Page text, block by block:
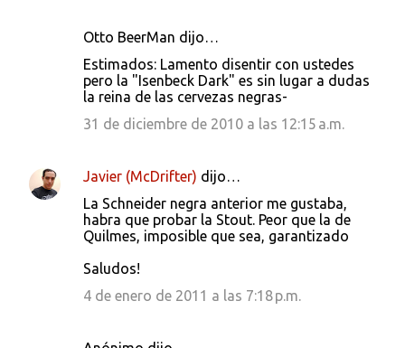
Otto BeerMan dijo…
Estimados: Lamento disentir con ustedes
pero la "Isenbeck Dark" es sin lugar a dudas
la reina de las cervezas negras-
31 de diciembre de 2010 a las 12:15 a.m.
Javier (McDrifter) dijo…
La Schneider negra anterior me gustaba,
habra que probar la Stout. Peor que la de
Quilmes, imposible que sea, garantizado
Saludos!
4 de enero de 2011 a las 7:18 p.m.